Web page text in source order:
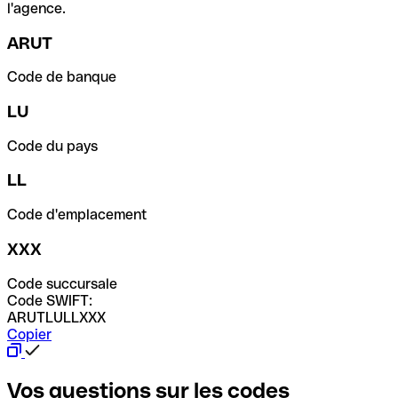
l'agence.
ARUT
Code de banque
LU
Code du pays
LL
Code d'emplacement
XXX
Code succursale
Code SWIFT:
ARUTLULLXXX
Copier
Vos questions sur les codes